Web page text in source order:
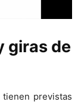
giras de
previstas